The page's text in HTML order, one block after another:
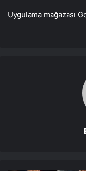
Uygulama mağazası